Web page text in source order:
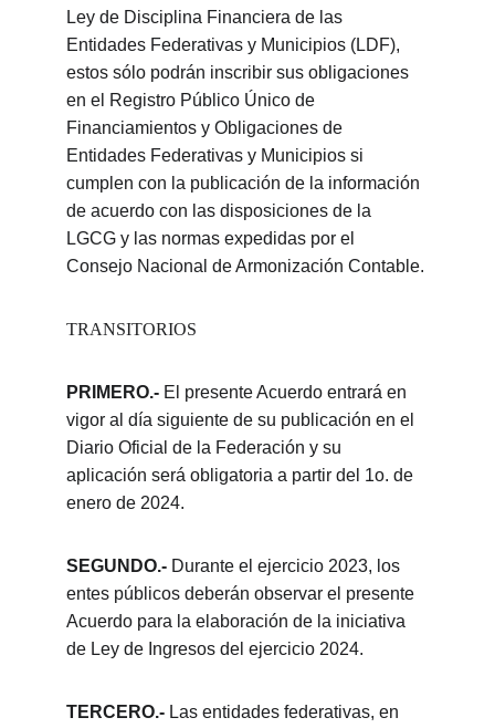
Ley de Disciplina Financiera de las
Entidades Federativas y Municipios (LDF),
estos sólo podrán inscribir sus obligaciones
en el Registro Público Único de
Financiamientos y Obligaciones de
Entidades Federativas y Municipios si
cumplen con la publicación de la información
de acuerdo con las disposiciones de la
LGCG y las normas expedidas por el
Consejo Nacional de Armonización Contable.
TRANSITORIOS
PRIMERO.- El presente Acuerdo entrará en
vigor al día siguiente de su publicación en el
Diario Oficial de la Federación y su
aplicación será obligatoria a partir del 1o. de
enero de 2024.
SEGUNDO.- Durante el ejercicio 2023, los
entes públicos deberán observar el presente
Acuerdo para la elaboración de la iniciativa
de Ley de Ingresos del ejercicio 2024.
TERCERO.- Las entidades federativas, en